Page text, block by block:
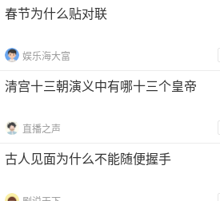
春节为什么贴对联
娱乐海大富
清宫十三朝演义中有哪十三个皇帝
直播之声
古人见面为什么不能随便握手